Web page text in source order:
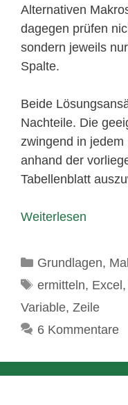
Alternativen
dagegen prüfen
sondern jeweils
Spalte.
Beide
Nachteile. Die
zwingend in jedem
anhand der
Tabellenblatt
Weiterlesen
Kategorien
Grundlagen,
Schlagwörter
ermitteln, Excel ,
Variable, Zeile
6 Kommentare